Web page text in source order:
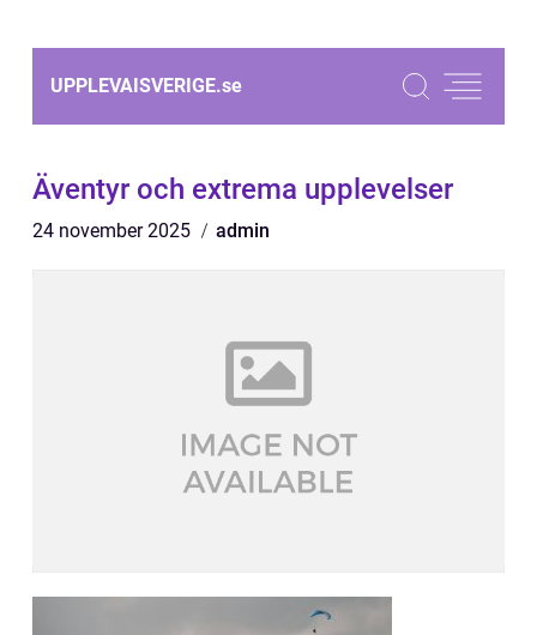
UPPLEVAISVERIGE.se
Äventyr och extrema upplevelser
24 november 2025 admin